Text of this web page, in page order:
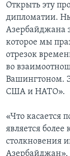
Открыть эту
дипломатии.
Азербайджана
которое мы
отрезок
во
Вашингтоном.
США и НАТО».
«Что касается
является
столкновения
Азербайджан»,